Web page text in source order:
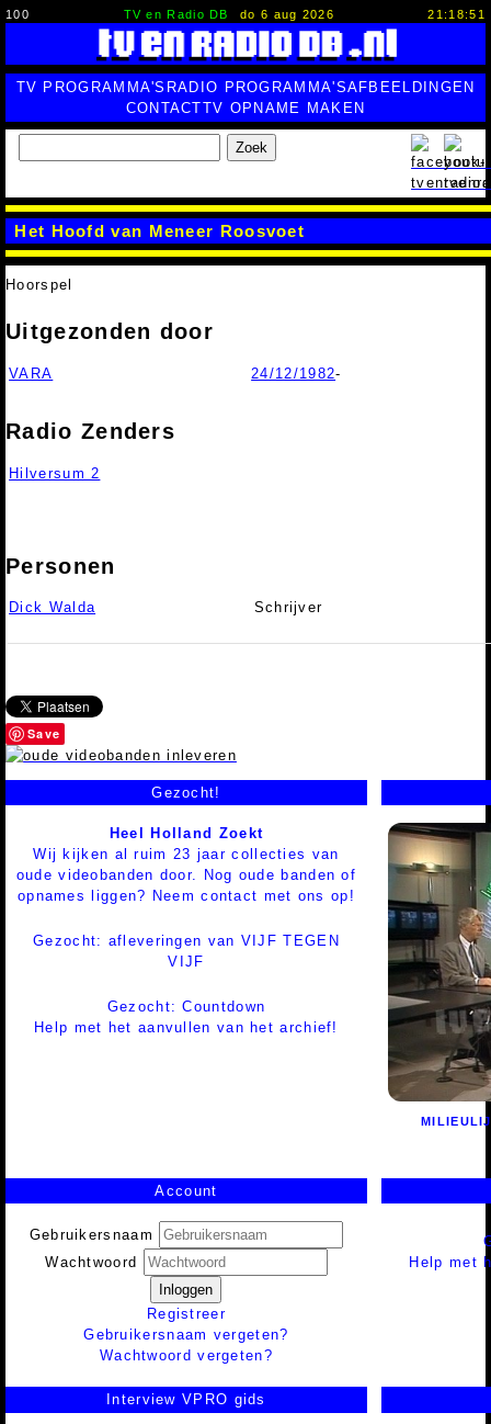
100 TV en Radio DB do 6 aug 2026 21:18:52
TV PROGRAMMA'S RADIO PROGRAMMA'SAFBEELDINGEN
CONTACTTV OPNAME MAKEN
Zoek
Het Hoofd van Meneer Roosvoet
Hoorspel
Uitgezonden door
VARA 24/12/1982-
Radio Zenders
Hilversum 2
Personen
Dick Walda Schrijver
Save
Gezocht!
Heel Holland Zoekt
Wij kijken al ruim 23 jaar collecties van
oude videobanden door. Nog oude banden of
opnames liggen? Neem contact met ons op!
Gezocht: afleveringen van VIJF TEGEN
VIJF
Gezocht: Countdown
Help met het aanvullen van het archief!
Account
Gebruikersnaam
Wachtwoord
Inloggen
Registreer
Gebruikersnaam vergeten?
Wachtwoord vergeten?
Help met
Interview VPRO gids